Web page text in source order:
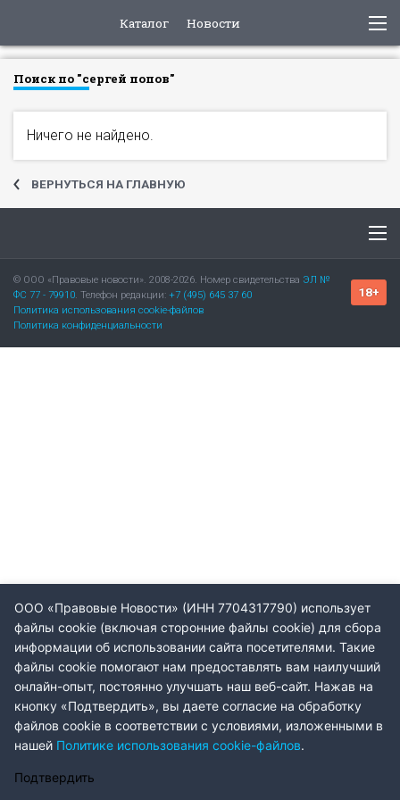
Каталог Новости
Поиск по "сергей попов"
Ничего не найдено.
ВЕРНУТЬСЯ НА ГЛАВНУЮ
© ООО «Правовые новости». 2008-2026. Номер свидетельства ЭЛ №
ФС 77 - 79910. Телефон редакции: +7 (495) 645 37 60
Политика использования cookie-файлов
Политика конфиденциальности
18+
ООО «Правовые Новости» (ИНН 7704317790) использует
файлы cookie (включая сторонние файлы cookie) для сбора
информации об использовании сайта посетителями. Такие
файлы cookie помогают нам предоставлять вам наилучший
онлайн-опыт, постоянно улучшать наш веб-сайт. Нажав на
кнопку «Подтвердить», вы даете согласие на обработку
файлов cookie в соответствии с условиями, изложенными в
нашей Политике использования cookie-файлов.
Подтвердить